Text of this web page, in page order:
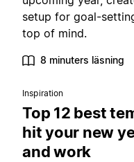
setup for goal-
top of mind.
8 minuters läsning
Inspiration
Top 12 best
hit your new
and work